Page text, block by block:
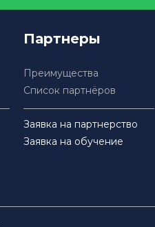
Партнеры
Преимущества
Список партнёров
Заявка на партнерство
Заявка на обучение